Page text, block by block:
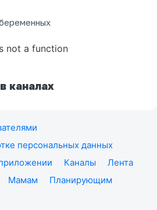
not a function
каналах
персональных данных
Каналы
Лента
Мамам
Планирующим